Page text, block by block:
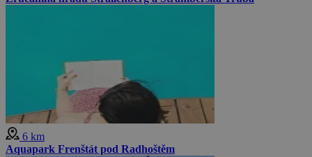
6 km
Aquapark Frenštát pod Radhoštěm